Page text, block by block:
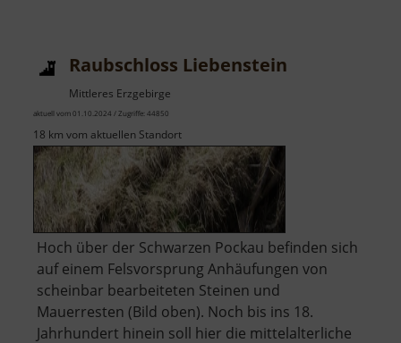
Raubschloss Liebenstein
Mittleres Erzgebirge
aktuell vom 01.10.2024 / Zugriffe: 44850
18 km vom aktuellen Standort
Hoch über der Schwarzen Pockau befinden sich
auf einem Felsvorsprung Anhäufungen von
scheinbar bearbeiteten Steinen und
Mauerresten (Bild oben). Noch bis ins 18.
Jahrhundert hinein soll hier die mittelalterliche